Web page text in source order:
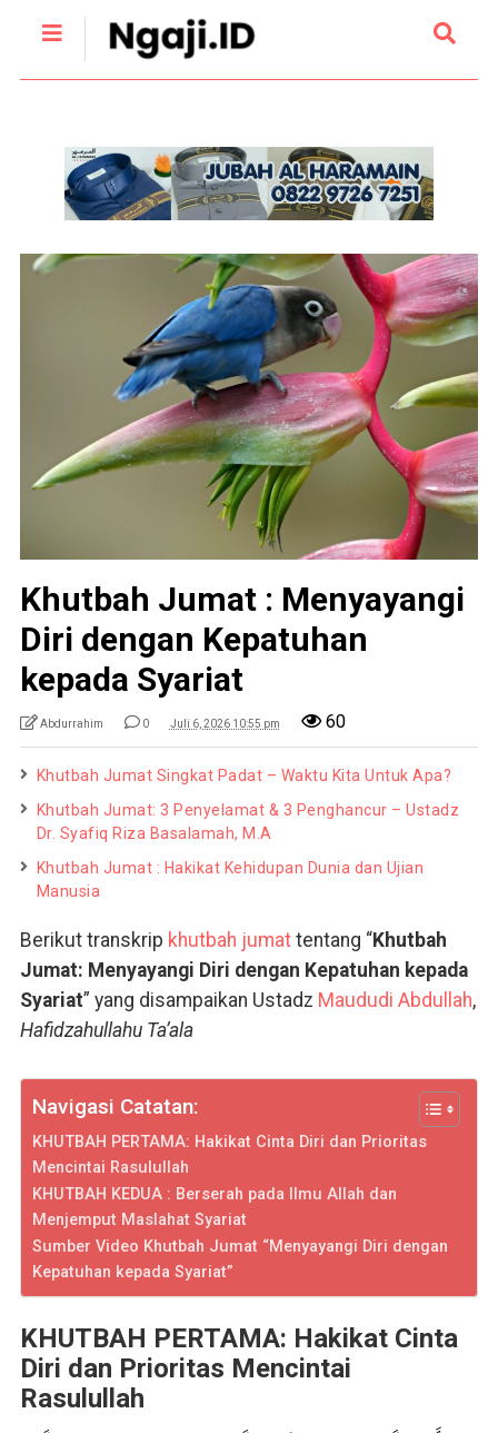
Khutbah Jumat : Menyayangi
Diri dengan Kepatuhan
kepada Syariat
Abdurrahim 0 Juli 6, 2026 10:55 pm 60
Khutbah Jumat Singkat Padat – Waktu Kita Untuk Apa?
Khutbah Jumat: 3 Penyelamat & 3 Penghancur – Ustadz
Dr. Syafiq Riza Basalamah, M.A
Khutbah Jumat : Hakikat Kehidupan Dunia dan Ujian
Manusia
Berikut transkrip khutbah jumattentang “Khutbah
Jumat: Menyayangi Diri dengan Kepatuhan kepada
Syariat” yang disampaikan Ustadz Maududi Abdullah,
Hafidzahullahu Ta’ala
Navigasi Catatan:
KHUTBAH PERTAMA: Hakikat Cinta Diri dan Prioritas
Mencintai Rasulullah
KHUTBAH KEDUA : Berserah pada Ilmu Allah dan
Menjemput Maslahat Syariat
Sumber Video Khutbah Jumat “Menyayangi Diri dengan
Kepatuhan kepada Syariat”
KHUTBAH PERTAMA: Hakikat Cinta
Diri dan Prioritas Mencintai
Rasulullah